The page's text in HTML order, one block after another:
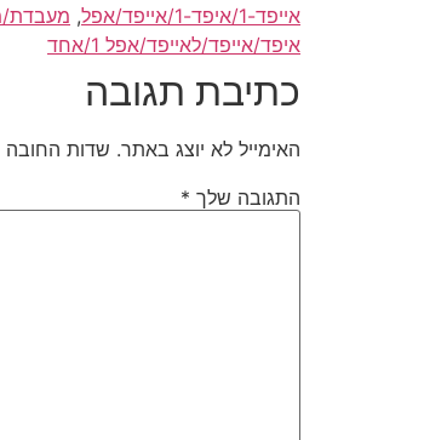
אייפד-1/איפד-1/אייפד/אפל
, מעבדת/
איפד/אייפד/לאייפד/אפל 1/אחד
כתיבת תגובה
האימייל לא יוצג באתר. שדות החובה
התגובה שלך *